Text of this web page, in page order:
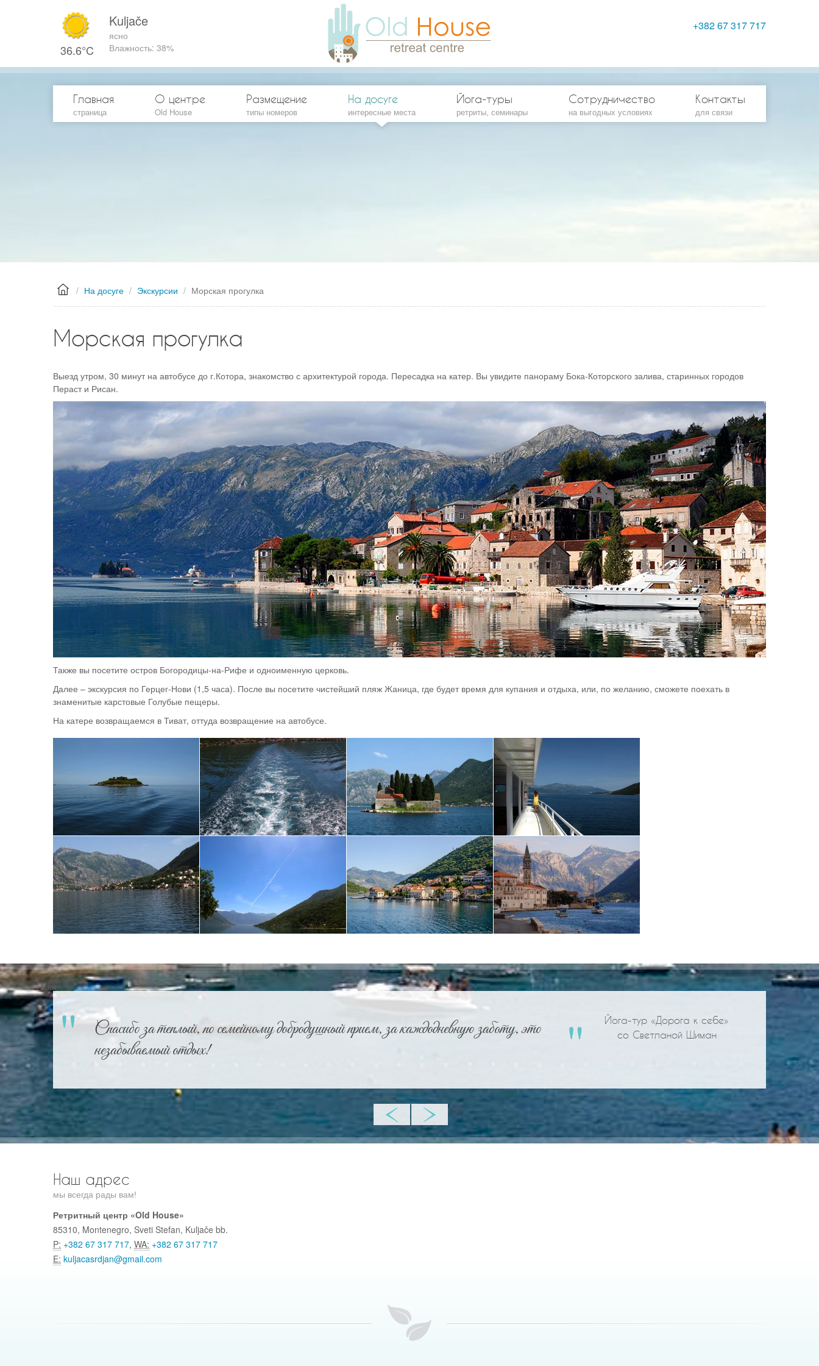
36.6°C
Kuljače
ясно
Влажность: 38%
+382 67 317 717
Главная
страница
О центре
Old House
Размещение
типы номеров
На досуге
интересные места
Йога-туры
ретриты, семинары
Сотрудничество
на выгодных условиях
Контакты
для связи
/ На досуге / Экскурсии / Морская прогулка
Морская прогулка
Выезд утром, 30 минут на автобусе до г.Котора, знакомство с архитектурой города. Пересадка на катер. Вы увидите панораму Бока-Которского залива, старинных городов
Пераст и Рисан.
Также вы посетите остров Богородицы-на-Рифе и одноименную церковь.
Далее – экскурсия по Герцег-Нови (1,5 часа). После вы посетите чистейший пляж Жаница, где будет время для купания и отдыха, или, по желанию, сможете поехать в
знаменитые карстовые Голубые пещеры.
На катере возвращаемся в Тиват, оттуда возвращение на автобусе.
Спасибо за теплый, по семейному добродушный прием, за каждодневную заботу, это
незабываемый отдых!
Йога-тур «Дорога к себе»
со Светланой Шиман
Наш адрес
мы всeгда рады вам!
Ретритный центр «Old House»
85310, Montenegro, Sveti Stefan, Kuljače bb.
P: +382 67 317 717, WA: +382 67 317 717
E: